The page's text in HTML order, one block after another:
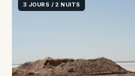
3 JOURS / 2 NUITS